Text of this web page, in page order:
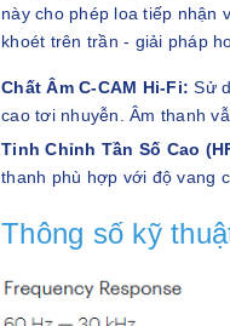
này cho phép loa tiếp nhận
khoét trên trần - giải pháp
Chất Âm C-CAM Hi-Fi: Sử
cao tơi nhuyễn. Âm thanh
Tinh Chỉnh Tần Số Cao
thanh phù hợp với độ vang
Thông số kỹ